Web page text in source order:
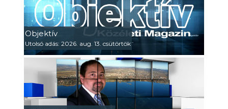
Objektív
Utolsó adás: 2026. aug. 13. csütörtök